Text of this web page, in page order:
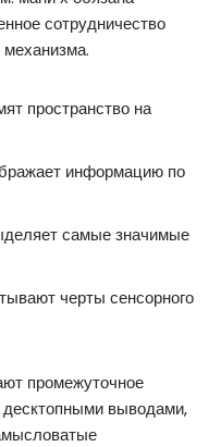
сотрудничество
механизма.
пространство на
информацию по
самые значимые
черты сенсорного
промежуточное
выводами,